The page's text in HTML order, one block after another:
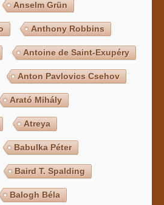
Anselm Grün
Anthony Robbins
Antoine de Saint-Exupéry
Anton Pavlovics Csehov
Arató Mihály
Atreya
Babulka Péter
Baird T. Spalding
Balogh Béla